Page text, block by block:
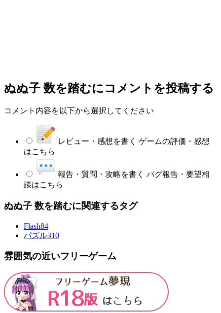
ぬぬ子 数を踏むにコメントを投稿する
コメント内容を以下から選択してください
レビュー・感想を書く ゲームの評価・感想
はこちら
報告・質問・攻略を書く バグ報告・要望相
談はこちら
ぬぬ子 数を踏むに関連するタグ
Flash84
パズル310
雰囲気の近いフリーゲーム